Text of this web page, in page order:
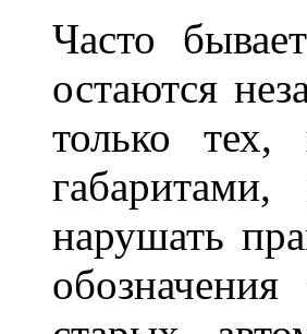
Часто
остаются
только
нарушать